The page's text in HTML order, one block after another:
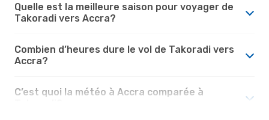
Quelle est la meilleure saison pour voyager de
Takoradi vers Accra?
Combien d’heures dure le vol de Takoradi vers
Accra?
C’est quoi la météo à Accra comparée à